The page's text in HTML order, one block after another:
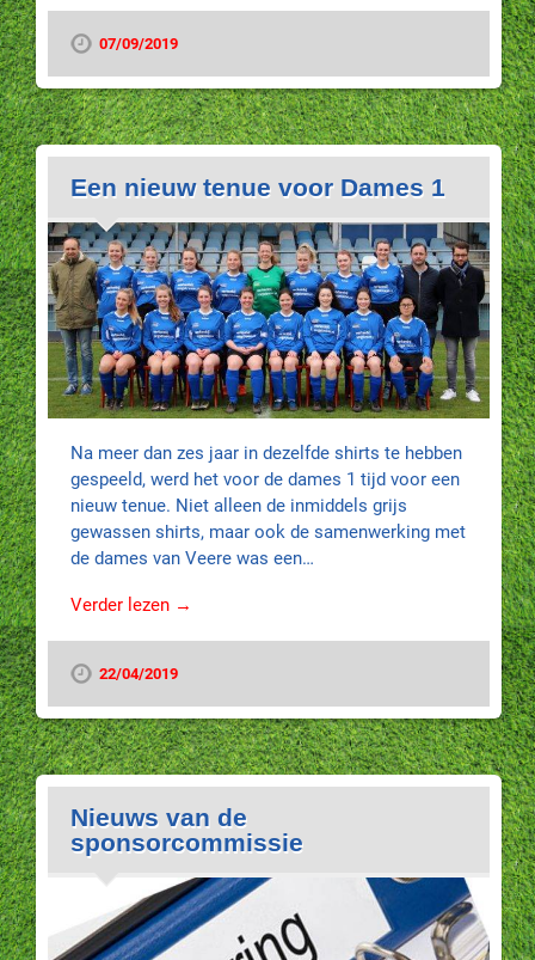
07/09/2019
Een nieuw tenue voor Dames 1
Na meer dan zes jaar in dezelfde shirts te hebben
gespeeld, werd het voor de dames 1 tijd voor een
nieuw tenue. Niet alleen de inmiddels grijs
gewassen shirts, maar ook de samenwerking met
de dames van Veere was een…
Verder lezen →
22/04/2019
Nieuws van de
sponsorcommissie